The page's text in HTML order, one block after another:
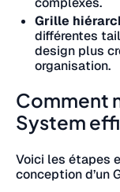
Grille
différentes
design plus
organisation.
Comment
System
Voici les étapes
conception d’un